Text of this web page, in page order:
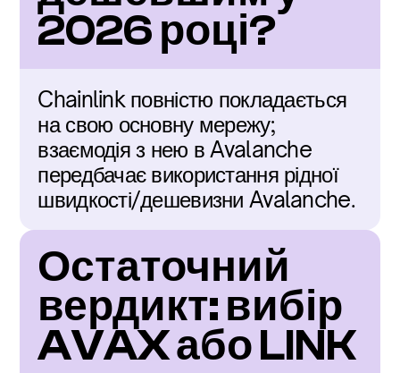
2026 році?
Chainlink повністю покладається
на свою основну мережу;
взаємодія з нею в Avalanche
передбачає використання рідної
швидкості/дешевизни Avalanche.
Остаточний
вердикт: вибір
AVAX або LINK